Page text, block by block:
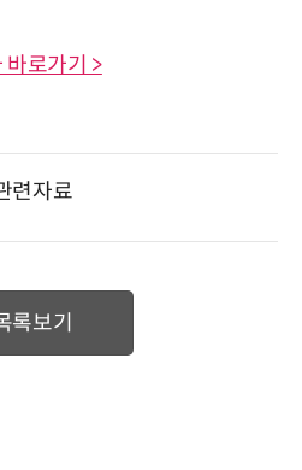
바로가기 >
련자료
록보기